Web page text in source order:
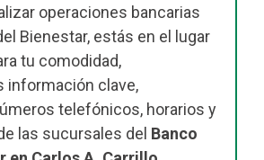
operaciones bancarias
Bienestar, estás en el lugar
tu comodidad,
información clave,
telefónicos, horarios y
las sucursales del Banco